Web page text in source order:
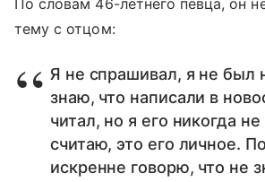
По словам 46-летнего певца, он
тему с отцом:
Я не спрашивал, я не был
знаю, что написали в
читал, но я его никогда
считаю, это его личное.
искренне говорю, что не